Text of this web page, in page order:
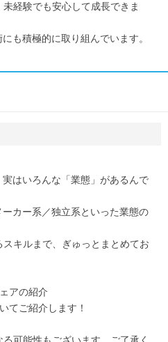
経験でも安心して成長できま
も積極的に取り組んでいます。
実はいろんな「業態」があるんで
カー系／独立系といった業態の
キルまで、ぎゅっとまとめてお
アの紹介
てご紹介します！